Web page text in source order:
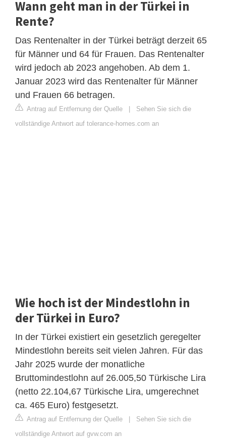
Wann geht man in der Türkei in
Rente?
Das Rentenalter in der Türkei beträgt derzeit 65
für Männer und 64 für Frauen. Das Rentenalter
wird jedoch ab 2023 angehoben. Ab dem 1.
Januar 2023 wird das Rentenalter für Männer
und Frauen 66 betragen.
Antrag auf Entfernung der Quelle | Sehen Sie sich die
vollständige Antwort auf tolerance-homes.com an
Wie hoch ist der Mindestlohn in
der Türkei in Euro?
In der Türkei existiert ein gesetzlich geregelter
Mindestlohn bereits seit vielen Jahren. Für das
Jahr 2025 wurde der monatliche
Bruttomindestlohn auf 26.005,50 Türkische Lira
(netto 22.104,67 Türkische Lira, umgerechnet
ca. 465 Euro) festgesetzt.
Antrag auf Entfernung der Quelle | Sehen Sie sich die
vollständige Antwort auf gvw.com an